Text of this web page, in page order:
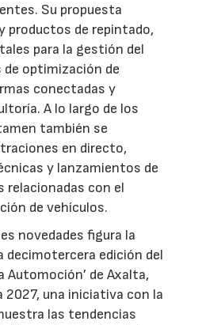
Su propuesta
productos de repintado,
para la gestión del
optimización de
conectadas y
A lo largo de los
también se
en directo,
y lanzamientos de
relacionadas con el
de vehículos.
novedades figura la
decimotercera edición del
Automoción’ de Axalta,
2027, una iniciativa con la
las tendencias